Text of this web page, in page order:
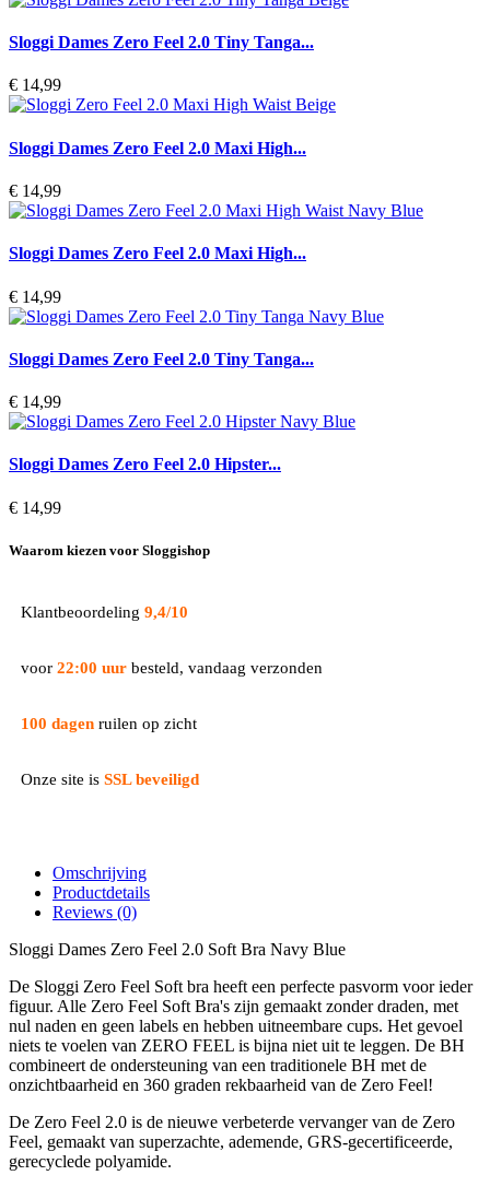
Sloggi Dames Zero Feel 2.0 Tiny Tanga...
€ 14,99
Sloggi Dames Zero Feel 2.0 Maxi High...
€ 14,99
Sloggi Dames Zero Feel 2.0 Maxi High...
€ 14,99
Sloggi Dames Zero Feel 2.0 Tiny Tanga...
€ 14,99
Sloggi Dames Zero Feel 2.0 Hipster...
€ 14,99
Waarom kiezen voor Sloggishop
Klantbeoordeling 9,4/10
voor 22:00 uur besteld, vandaag verzonden
100 dagen ruilen op zicht
Onze site is SSL beveiligd
Omschrijving
Productdetails
Reviews (0)
Sloggi Dames Zero Feel 2.0 Soft Bra Navy Blue
De Sloggi Zero Feel Soft bra heeft een perfecte pasvorm voor ieder
figuur. Alle Zero Feel Soft Bra's zijn gemaakt zonder draden, met
nul naden en geen labels en hebben uitneembare cups. Het gevoel
niets te voelen van ZERO FEEL is bijna niet uit te leggen. De BH
combineert de ondersteuning van een traditionele BH met de
onzichtbaarheid en 360 graden rekbaarheid van de Zero Feel!
De Zero Feel 2.0 is de nieuwe verbeterde vervanger van de Zero
Feel, gemaakt van superzachte, ademende, GRS-gecertificeerde,
gerecyclede polyamide.